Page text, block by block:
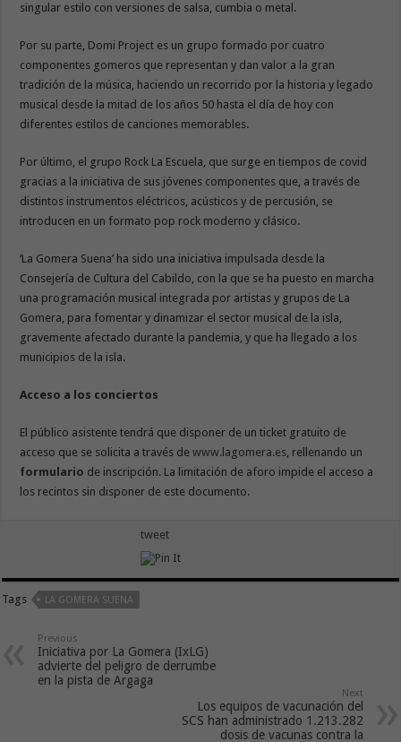
singular estilo con versiones de salsa, cumbia o metal.
Por su parte, Domi Project es un grupo formado por cuatro
componentes gomeros que representan y dan valor a la gran
tradición de la música, haciendo un recorrido por la historia y legado
musical desde la mitad de los años 50 hasta el día de hoy con
diferentes estilos de canciones memorables.
Por último, el grupo Rock La Escuela, que surge en tiempos de covid
gracias a la iniciativa de sus jóvenes componentes que, a través de
distintos instrumentos eléctricos, acústicos y de percusión, se
introducen en un formato pop rock moderno y clásico.
‘La Gomera Suena’ ha sido una iniciativa impulsada desde la
Consejería de Cultura del Cabildo, con la que se ha puesto en marcha
una programación musical integrada por artistas y grupos de La
Gomera, para fomentar y dinamizar el sector musical de la isla,
gravemente afectado durante la pandemia, y que ha llegado a los
municipios de la isla.
Acceso a los conciertos
El público asistente tendrá que disponer de un ticket gratuito de
acceso que se solicita a través dewww.lagomera.es, rellenando un
formulario de inscripción. La limitación de aforo impide el acceso a
los recintos sin disponer de este documento.
tweet
Tags LA GOMERA SUENA
Previous
Iniciativa por La Gomera (IxLG)
advierte del peligro de derrumbe
en la pista de Argaga
Next
Los equipos de vacunación del
SCS han administrado 1.213.282
dosis de vacunas contra la